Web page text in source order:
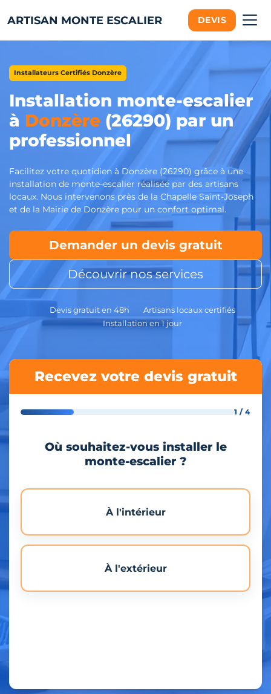
ARTISAN MONTE ESCALIER DEVIS
Installateurs Certifiés Donzère
Installation monte-escalier
à Donzère (26290) par un
professionnel
Facilitez votre quotidien à Donzère (26290) grâce à une
installation de monte-escalier réalisée par des artisans
locaux. Nous intervenons près de la Chapelle Saint-Joseph
et de la Mairie de Donzère pour un confort optimal.
Demander un devis gratuit
Découvrir nos services
Devis gratuit en 48h
Artisans locaux certifiés
Installation en 1 jour
Recevez votre devis gratuit
1 / 4
Où souhaitez-vous installer le
monte-escalier ?
À l'intérieur
À l'extérieur